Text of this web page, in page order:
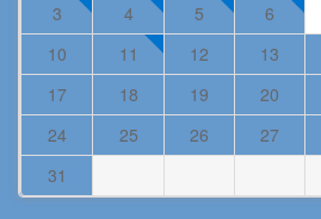
3
4 5 6
10
11 12 13
17
18 19 20
24
25 26 27
31